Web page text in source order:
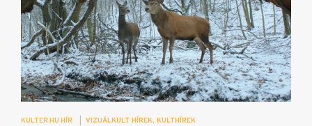
KULTER.HU HÍR VIZUÁLKULT HÍREK KULTHÍREK